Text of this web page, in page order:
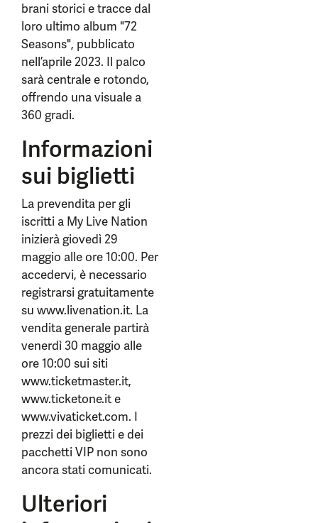
brani storici e tracce dal
loro ultimo album "72
Seasons", pubblicato
nell’aprile 2023. Il palco
sarà centrale e rotondo,
offrendo una visuale a
360 gradi.
Informazioni
sui biglietti
La prevendita per gli
iscritti a My Live Nation
inizierà giovedì 29
maggio alle ore 10:00. Per
accedervi, è necessario
registrarsi gratuitamente
su www.livenation.it. La
vendita generale partirà
venerdì 30 maggio alle
ore 10:00 sui siti
www.ticketmaster.it,
www.ticketone.it e
www.vivaticket.com. I
prezzi dei biglietti e dei
pacchetti VIP non sono
ancora stati comunicati.
Ulteriori